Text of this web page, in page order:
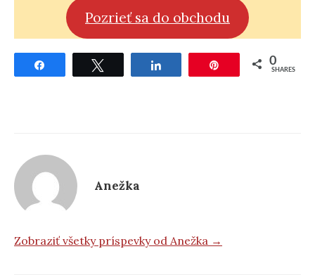
Pozrieť sa do obchodu
0
SHARES
Anežka
Zobraziť všetky príspevky od Anežka →